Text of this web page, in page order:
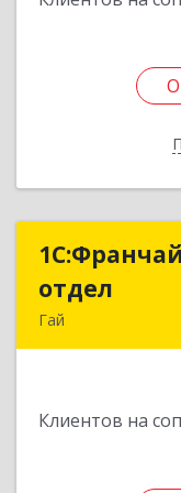
отдел
Гай
Клиентов на